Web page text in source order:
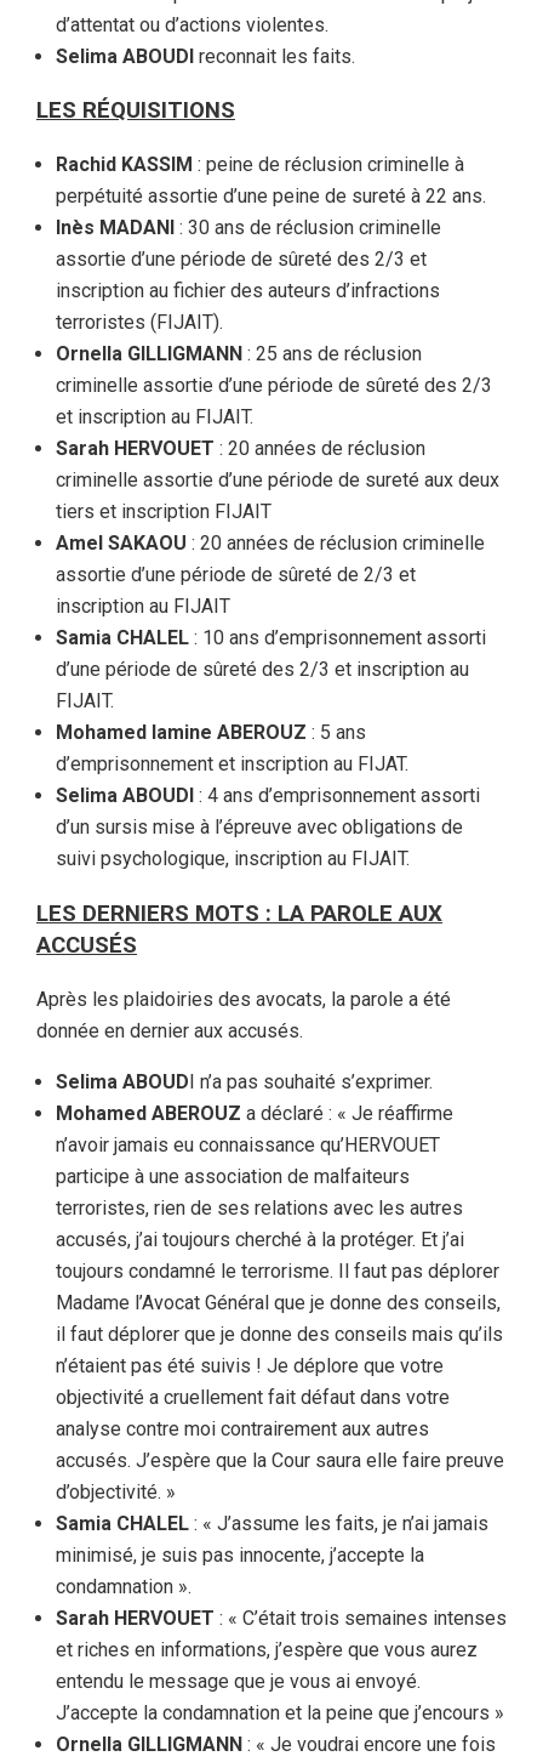
d’attentat ou d’actions violentes.
Selima ABOUDI reconnait les faits.
LES RÉQUISITIONS
Rachid KASSIM : peine de réclusion criminelle à
perpétuité assortie d’une peine de sureté à 22 ans.
Inès MADANI : 30 ans de réclusion criminelle
assortie d’une période de sûreté des 2/3 et
inscription au fichier des auteurs d’infractions
terroristes (FIJAIT).
Ornella GILLIGMANN : 25 ans de réclusion
criminelle assortie d’une période de sûreté des 2/3
et inscription au FIJAIT.
Sarah HERVOUET : 20 années de réclusion
criminelle assortie d’une période de sureté aux deux
tiers et inscription FIJAIT
Amel SAKAOU : 20 années de réclusion criminelle
assortie d’une période de sûreté de 2/3 et
inscription au FIJAIT
Samia CHALEL : 10 ans d’emprisonnement assorti
d’une période de sûreté des 2/3 et inscription au
FIJAIT.
Mohamed lamine ABEROUZ : 5 ans
d’emprisonnement et inscription au FIJAT.
Selima ABOUDI : 4 ans d’emprisonnement assorti
d’un sursis mise à l’épreuve avec obligations de
suivi psychologique, inscription au FIJAIT.
LES DERNIERS MOTS : LA PAROLE AUX
ACCUSÉS
Après les plaidoiries des avocats, la parole a été
donnée en dernier aux accusés.
Selima ABOUDI n’a pas souhaité s’exprimer.
Mohamed ABEROUZ a déclaré : « Je réaffirme
n’avoir jamais eu connaissance qu’HERVOUET
participe à une association de malfaiteurs
terroristes, rien de ses relations avec les autres
accusés, j’ai toujours cherché à la protéger. Et j’ai
toujours condamné le terrorisme. Il faut pas déplorer
Madame l’Avocat Général que je donne des conseils,
il faut déplorer que je donne des conseils mais qu’ils
n’étaient pas été suivis ! Je déplore que votre
objectivité a cruellement fait défaut dans votre
analyse contre moi contrairement aux autres
accusés. J’espère que la Cour saura elle faire preuve
d’objectivité. »
Samia CHALEL : « J’assume les faits, je n’ai jamais
minimisé, je suis pas innocente, j’accepte la
condamnation ».
Sarah HERVOUET : « C’était trois semaines intenses
et riches en informations, j’espère que vous aurez
entendu le message que je vous ai envoyé.
J’accepte la condamnation et la peine que j’encours »
Ornella GILLIGMANN : « Je voudrai encore une fois